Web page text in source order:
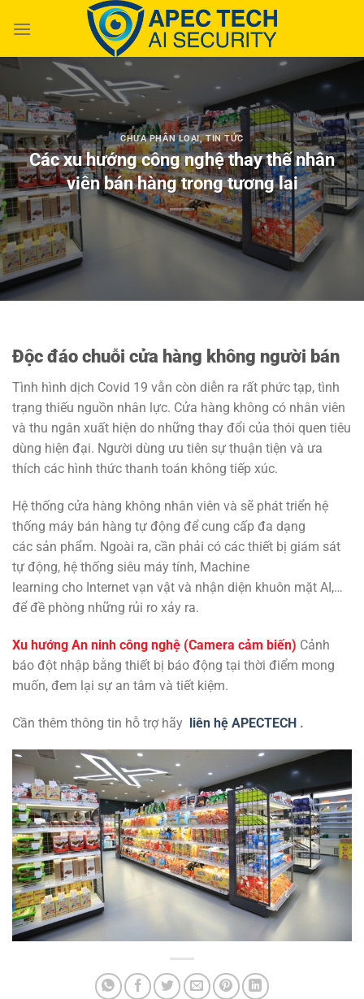
đến
dung
CHƯA PHÂN LOẠI,TIN TỨC
Các xu hướng công nghệ thay thế nhân
viên bán hàng trong tương lai
Độc đáo chuỗi cửa hàng không người bán
Tình hình dịch Covid 19 vẫn còn diễn ra rất phức tạp, tình
trạng thiếu nguồn nhân lực. Cửa hàng không có nhân viên
và thu ngân xuất hiện do những thay đổi của thói quen tiêu
dùng hiện đại. Người dùng ưu tiên sự thuận tiện và ưa
thích các hình thức thanh toán không tiếp xúc.
Hệ thống cửa hàng không nhân viên và sẽ phát triển hệ
thống máy bán hàng tự động đểcung cấp đa dạng
các sản phẩm. Ngoài ra, cần phải có các thiết bị giám sát
tự động, hệ thống siêu máy tính, Machine
learning cho Internet vạn vật và nhận diện khuôn mặt AI,…
để đề phòng những rủi ro xảy ra.
Xu hướng An ninh công nghệ (Camera cảm biến) Cảnh
báo đột nhập bằng thiết bị báo động tại thời điểm mong
muốn, đem lại sự an tâm và tiết kiệm.
Cần thêm thông tin hỗ trợ hãy liên hệ APECTECH .